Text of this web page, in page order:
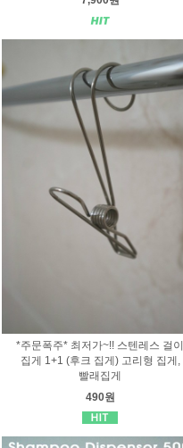
*주문폭주* 최저가~!! 스텐레스 걸이
집게 1+1 (후크 집게) 고리형 집게,
빨래집게
490원